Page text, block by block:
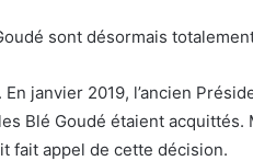
sont désormais
janvier 2019, l’ancien
Blé Goudé étaient acquittés.
fait appel de cette décision.